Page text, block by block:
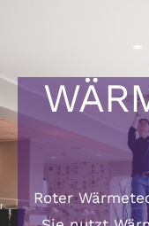
Roter